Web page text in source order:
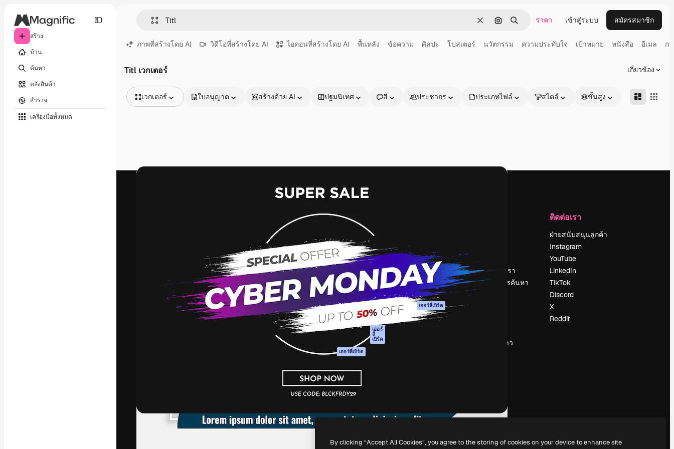
สร้าง
บ้าน
ค้นหา
คลังสินค้า
สำรวจ
เครื่องมือทั้งหมด
ชัดเจนค้นหาตามรูปภาพ
ค้นหา ราคา เข้าสู่ระบบ สมัครสมาชิก
ภาพที่สร้างโดย AI วิดีโอที่สร้างโดย AI ไอคอนที่สร้างโดย AI พื้นหลัง ข้อความ ศิลปะ โปสเตอร์ นวัตกรรม ความประทับใจ เป้าหมาย หนังสือ อีเมล ก
Titl เวกเตอร์ เกี่ยวข้อง
เวกเตอร์
วิดีโอ
ใบอนุญาต สร้างด้วย AI ปฐมนิเทศ สี ประชากร ประเภทไฟล์ สไตล์ ขั้นสูง
แพลตฟอร์มสร้างสรรค์เพื่อผลักดันผลงานที่ดี
ที่สุดของคุณ ผู้ใช้งานกว่า 1 ล้านราย
ครอบคลุมทั้งครีเอทีฟ, บริษัท, เอเจนซี และสตูดิ
ภาษาไทย
ผลิตภัณฑ์
ผู้ช่วย AI
เครื่องมือสร้าง
รูปภาพด้วย AI
เครื่องมือสร้างวิดีโอ
ด้วย AI
เครื่องกำเนิดเสียง AI
สต็อกเนื้อหา
MCP สำหรับ
Claude/ChatGPT
เออร์
ลี่
เบิร์ด
Agents เออร์ลี่เบิร์ด
แอปมือถือ
เครื่องมือ Magnific
ทั้งหมด
เอกสาร
การสนับสนุน
เงื่อนไขการใช้งาน
นโยบายความเป็น
ส่วนตัว
ต้นฉบับ เออร์ลี่เบิร์ด
นโยบายคุกกี้
ร่วมงานกับเรา
แนวโน้มการค้นหา
บล็อก
ห้องแถลงข่าว
ติดต่อเรา
ฝ่ายสนับสนุนลูกค้า
Instagram
YouTube
LinkedIn
TikTok
Discord
X
Reddit
Copyright © 2010-2026Freepik Company S.L.U.สงวนลิขสิทธิ์
By clicking “Accept All Cookies”, you agree to the storing of cookies on your device to enhance site